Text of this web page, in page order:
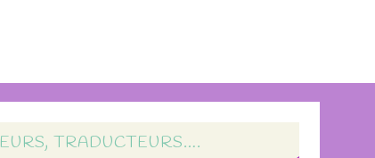
TRADUCTEURS….